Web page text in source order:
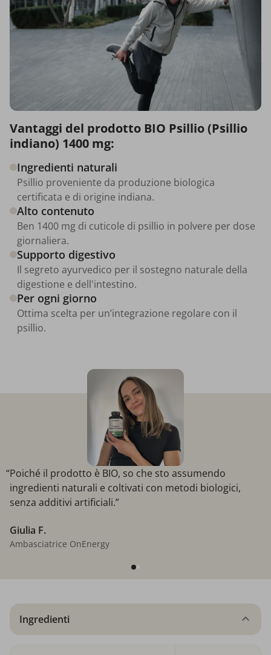
Vantaggi del prodotto BIO Psillio (Psillio
indiano) 1400 mg:
Ingredienti naturali
Psillio proveniente da produzione biologica
certificata e di origine indiana.
Alto contenuto
Ben 1400 mg di cuticole di psillio in polvere per dose
giornaliera.
Supporto digestivo
Il segreto ayurvedico per il sostegno naturale della
digestione e dell'intestino.
Per ogni giorno
Ottima scelta per un’integrazione regolare con il
psillio.
“Poiché il prodotto è BIO, so che sto assumendo
ingredienti naturali e coltivati con metodi biologici,
senza additivi artificiali.”
Giulia F.
Ambasciatrice OnEnergy
Ingredienti